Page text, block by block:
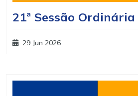
21ª Sessão Ordinária
29 Jun 2026